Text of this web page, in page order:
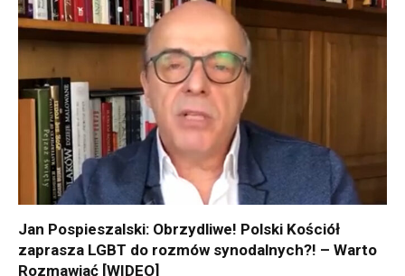
Jan Pospieszalski: Obrzydliwe! Polski Kościół
zaprasza LGBT do rozmów synodalnych?! – Warto
Rozmawiać [WIDEO]